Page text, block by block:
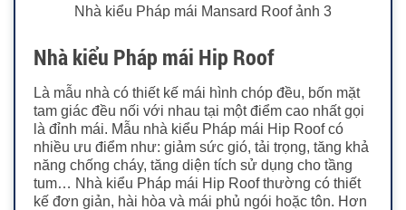
Nhà kiểu Pháp mái Mansard Roof ảnh 3
Nhà kiểu Pháp mái Hip Roof
Là mẫu nhà có thiết kế mái hình chóp đều, bốn mặt
tam giác đều nối với nhau tại một điểm cao nhất gọi
là đỉnh mái. Mẫu nhà kiểu Pháp mái Hip Roof có
nhiều ưu điểm như: giảm sức gió, tải trọng, tăng khả
năng chống cháy, tăng diện tích sử dụng cho tầng
tum… Nhà kiểu Pháp mái Hip Roof thường có thiết
kế đơn giản, hài hòa và mái phủ ngói hoặc tôn. Hơn